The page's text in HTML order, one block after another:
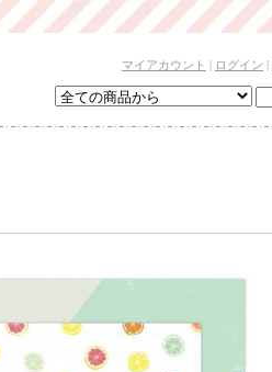
マイアカウント | ログイン |